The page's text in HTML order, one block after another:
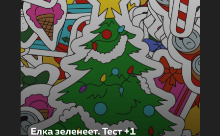
Елка зеленеет. Тест +1